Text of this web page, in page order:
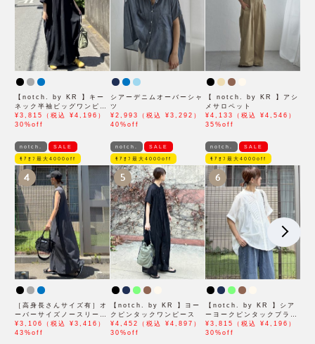
【notch. by KR 】キー
ネック半袖ビッグワンピー
ス
¥3,815（税込 ¥4,196）
30%off
シアーデニムオーバーシャ
ツ
¥2,993（税込 ¥3,292）
40%off
【 notch. by KR 】アシ
メサロペット
¥4,133（税込 ¥4,546）
35%off
notch. SALE
ﾓｱｵﾌ最大4000off
4
［高身長さんサイズ有］オ
ーバーサイズノースリーブ
ワンピース
¥3,106（税込 ¥3,416）
43%off
notch. SALE
ﾓｱｵﾌ最大4000off
5
【notch. by KR 】ヨー
クピンタックワンピース
¥4,452（税込 ¥4,897）
30%off
notch. SALE
ﾓｱｵﾌ最大4000off
6
【notch. by KR 】シア
ーヨークピンタックブラウ
ス
¥3,815（税込 ¥4,196）
30%off